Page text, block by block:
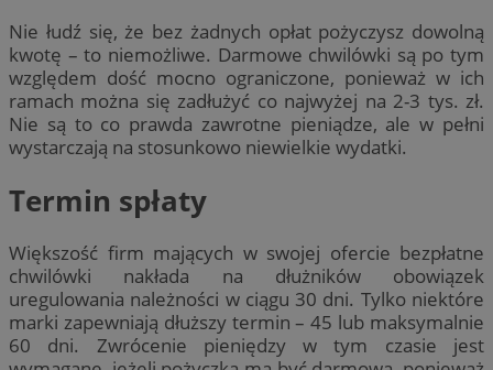
Nie łudź się, że bez żadnych opłat pożyczysz dowolną
kwotę – to niemożliwe. Darmowe chwilówki są po tym
względem dość mocno ograniczone, ponieważ w ich
ramach można się zadłużyć co najwyżej na 2-3 tys. zł.
Nie są to co prawda zawrotne pieniądze, ale w pełni
wystarczają na stosunkowo niewielkie wydatki.
Termin spłaty
Większość firm mających w swojej ofercie bezpłatne
chwilówki nakłada na dłużników obowiązek
uregulowania należności w ciągu 30 dni. Tylko niektóre
marki zapewniają dłuższy termin – 45 lub maksymalnie
60 dni. Zwrócenie pieniędzy w tym czasie jest